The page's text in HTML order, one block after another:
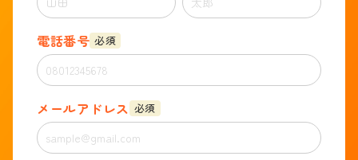
電話番号 必須
メールアドレス 必須